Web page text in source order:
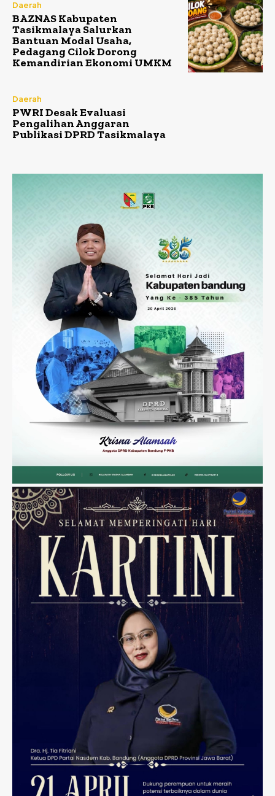
Daerah
BAZNAS Kabupaten
Tasikmalaya Salurkan
Bantuan Modal Usaha,
Pedagang Cilok Dorong
Kemandirian Ekonomi UMKM
Daerah
PWRI Desak Evaluasi
Pengalihan Anggaran
Publikasi DPRD Tasikmalaya